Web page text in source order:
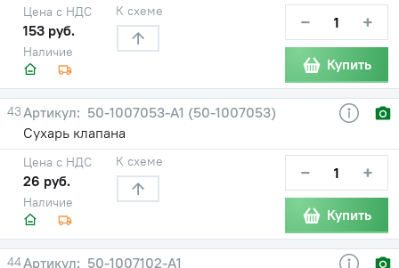
Наличие
Цена с НДС
153 руб.
К схеме − +
Купить
43
50-1007053-А1 (50-1007053)
Сухарь клапана
Наличие
Цена с НДС
26 руб.
К схеме − +
Купить
44 50-1007102-А1